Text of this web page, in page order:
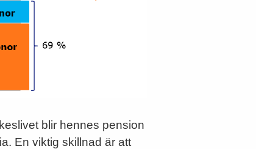
blir hennes pension
En viktig skillnad är att